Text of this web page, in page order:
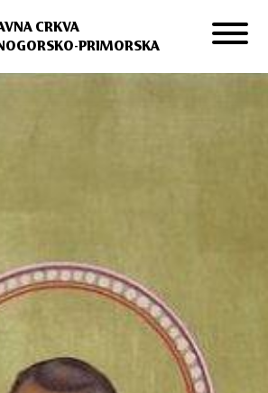
CRKVA
PRIMORSKA